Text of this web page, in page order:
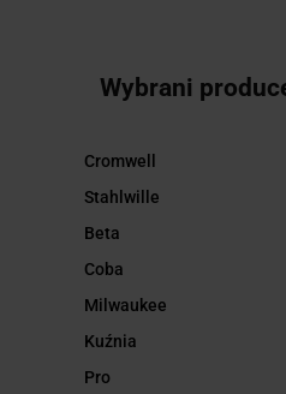
Wybrani
Cromwell
Stahlwille
Beta
Coba
Milwaukee
Kuźnia
Pro